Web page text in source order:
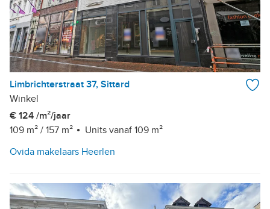
Limbrichterstraat 37, Sittard
Winkel
€ 124 /m²/jaar
109 m² / 157 m²
Units vanaf 109 m²
Ovida makelaars Heerlen